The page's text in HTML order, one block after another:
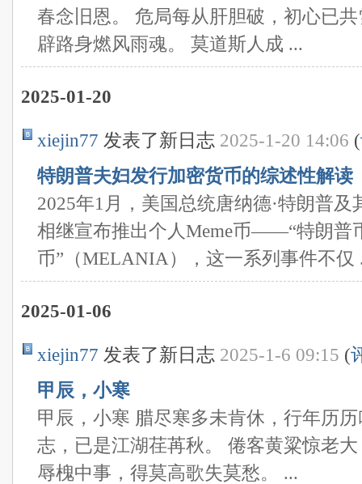
春念旧恩。 危局每从肝胆破，初心已
辟路身燃风雨魂。 莫道斯人成 ...
2025-01-20
xiejin77 发表了新日志 2025-1-20 14:06 (
特朗普夫妇发行加密货币的综述性解读
2025年1月，美国总统唐纳德·特朗普及
相继宣布推出个人Meme币——“特朗普
币”（MELANIA），这一系列事件不仅
2025-01-06
xiejin77 发表了新日志 2025-1-6 09:15 (
甲辰，小寒
甲辰，小寒 腊尽寒多未肯休，行年历
志，已是江湖荏苒秋。 倦客黄粱惊老
辱槐中事，得莫高歌失莫愁。 ...